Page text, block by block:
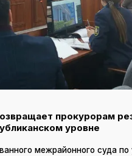
прокурорам
уровне
межрайонного суда